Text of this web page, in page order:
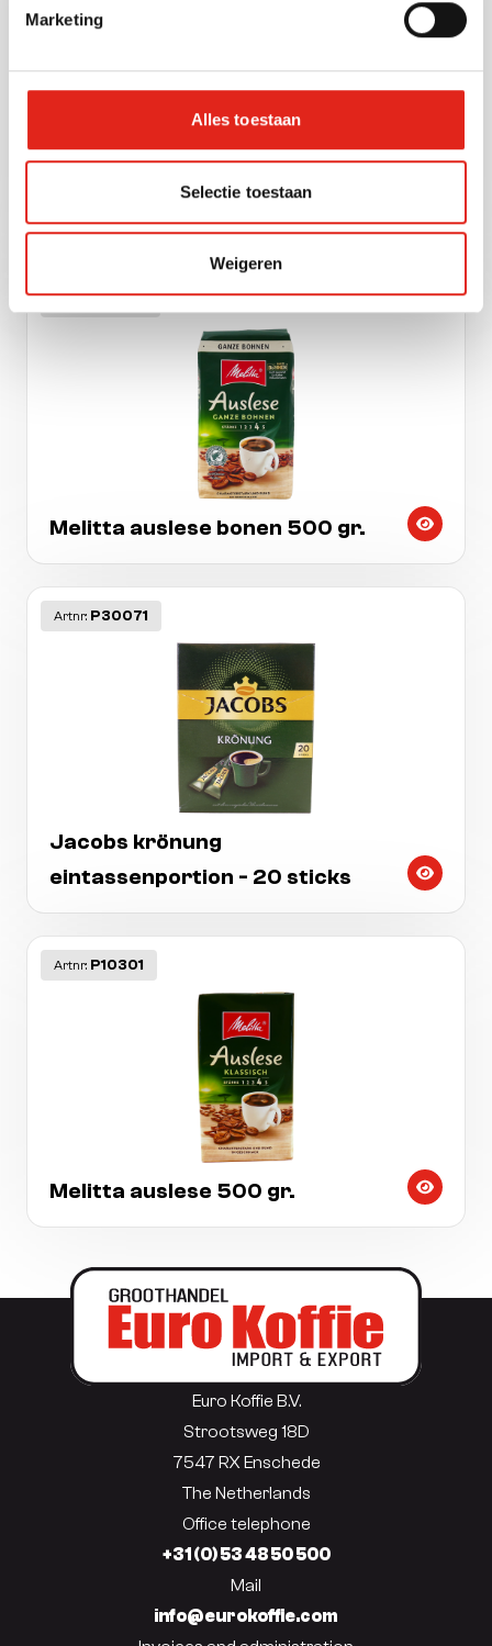
Marketing
Alles toestaan
Selectie toestaan
Weigeren
P10332
Melitta auslese bonen 500 gr.
Artnr: P30071
Jacobs krönung
eintassenportion - 20 sticks
Artnr: P10301
Melitta auslese 500 gr.
Euro Koffie B.V.
Strootsweg 18D
7547 RX Enschede
The Netherlands
Office telephone
+31 (0) 53 48 50 500
Mail
info@eurokoffie.com